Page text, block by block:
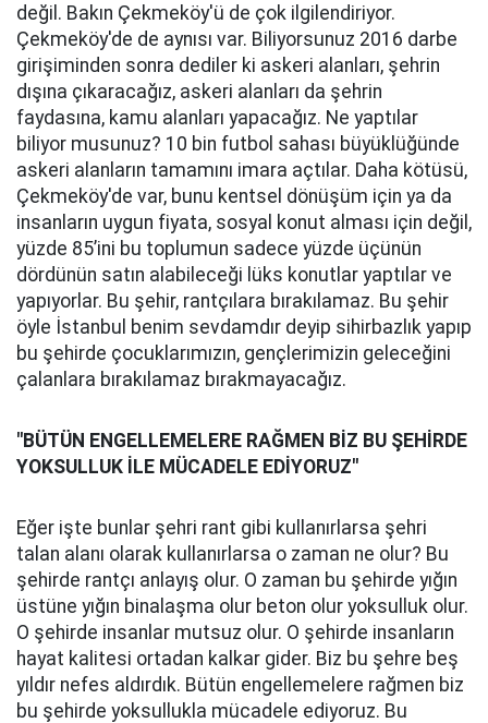
değil. Bakın Çekmeköy'ü de çok ilgilendiriyor.
Çekmeköy'de de aynısı var. Biliyorsunuz 2016 darbe
girişiminden sonra dediler ki askeri alanları, şehrin
dışına çıkaracağız, askeri alanları da şehrin
faydasına, kamu alanları yapacağız. Ne yaptılar
biliyor musunuz? 10 bin futbol sahası büyüklüğünde
askeri alanların tamamını imara açtılar. Daha kötüsü,
Çekmeköy'de var, bunu kentsel dönüşüm için ya da
insanların uygun fiyata, sosyal konut alması için değil,
yüzde 85’ini bu toplumun sadece yüzde üçünün
dördünün satın alabileceği lüks konutlar yaptılar ve
yapıyorlar. Bu şehir, rantçılara bırakılamaz. Bu şehir
öyle İstanbul benim sevdamdır deyip sihirbazlık yapıp
bu şehirde çocuklarımızın, gençlerimizin geleceğini
çalanlara bırakılamaz bırakmayacağız.
"BÜTÜN ENGELLEMELERE RAĞMEN BİZ BU ŞEHİRDE
YOKSULLUK İLE MÜCADELE EDİYORUZ"
Eğer işte bunlar şehri rant gibi kullanırlarsa şehri
talan alanı olarak kullanırlarsa o zaman ne olur? Bu
şehirde rantçı anlayış olur. O zaman bu şehirde yığın
üstüne yığın binalaşma olur beton olur yoksulluk olur.
O şehirde insanlar mutsuz olur. O şehirde insanların
hayat kalitesi ortadan kalkar gider. Biz bu şehre beş
yıldır nefes aldırdık. Bütün engellemelere rağmen biz
bu şehirde yoksullukla mücadele ediyoruz. Bu